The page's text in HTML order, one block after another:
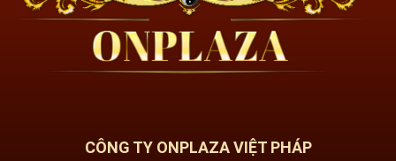
CÔNG TY ONPLAZA VIỆT PHÁP